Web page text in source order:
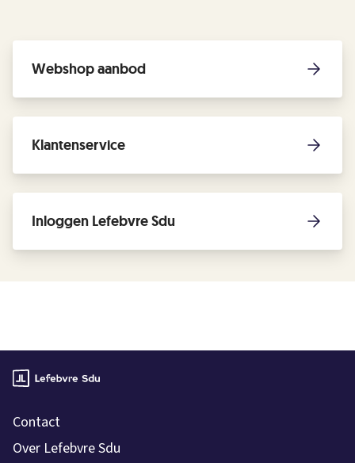
Webshop aanbod
Klantenservice
Inloggen Lefebvre Sdu
Contact
Over Lefebvre Sdu